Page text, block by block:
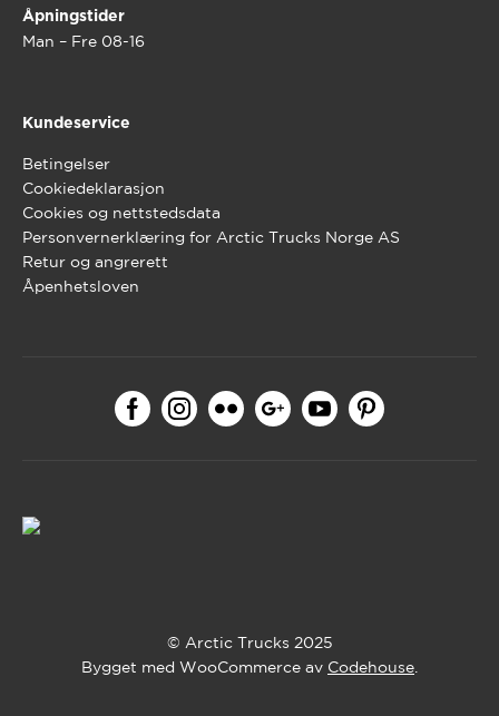
Åpningstider
Man – Fre 08-16
Kundeservice
Betingelser
Cookiedeklarasjon
Cookies og nettstedsdata
Personvernerklæring for Arctic Trucks Norge AS
Retur og angrerett
Åpenhetsloven
© Arctic Trucks 2025
Bygget med WooCommerce av Codehouse.